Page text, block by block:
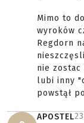
Mimo to
wyroków
Regdorn
nie zostac
lubi inny
powstął
APOSTEL